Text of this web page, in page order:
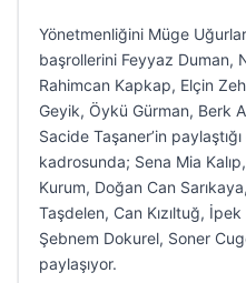
Yönetmenliğini Müge
başrollerini Feyyaz Duman,
Rahimcan Kapkap, Elçin
Geyik, Öykü Gürman, Berk
Sacide Taşaner’in
kadrosunda; Sena Mia
Kurum, Doğan Can
Taşdelen, Can Kızıltuğ,
Şebnem Dokurel, Soner
paylaşıyor.